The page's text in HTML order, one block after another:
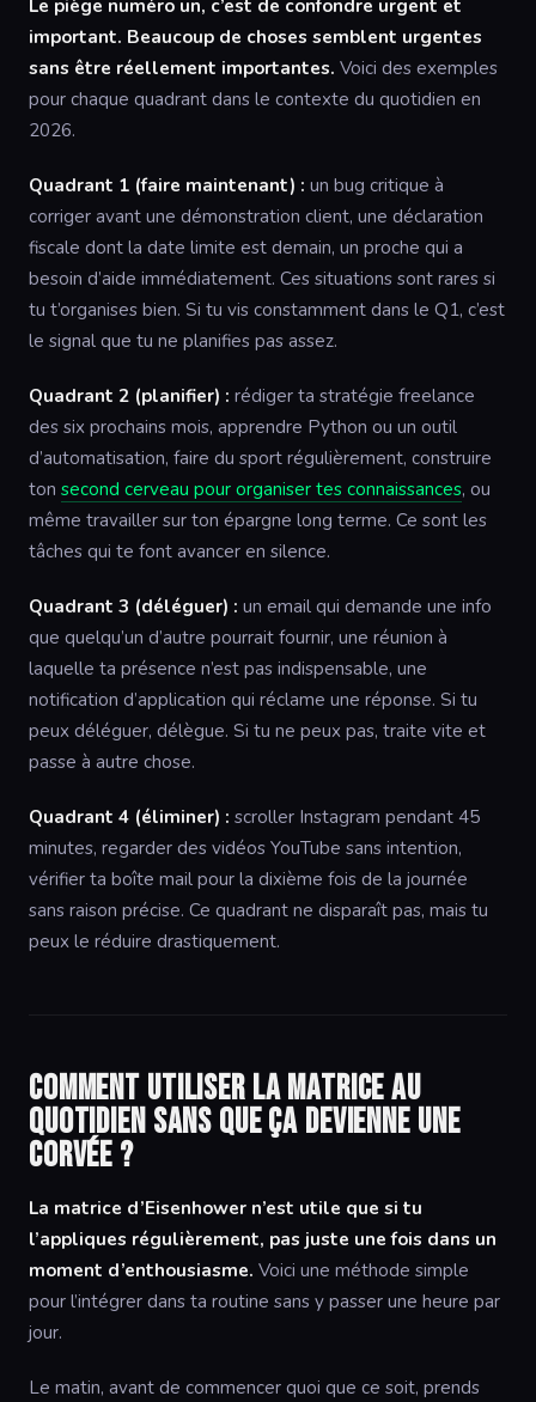
Le piège numéro un, c’est de confondre urgent et
important. Beaucoup de choses semblent urgentes
sans être réellement importantes. Voici des exemples
pour chaque quadrant dans le contexte du quotidien en
2026.
Quadrant 1 (faire maintenant) : un bug critique à
corriger avant une démonstration client, une déclaration
fiscale dont la date limite est demain, un proche qui a
besoin d’aide immédiatement. Ces situations sont rares si
tu t’organises bien. Si tu vis constamment dans le Q1, c’est
le signal que tu ne planifies pas assez.
Quadrant 2 (planifier) : rédiger ta stratégie freelance
des six prochains mois, apprendre Python ou un outil
d’automatisation, faire du sport régulièrement, construire
ton second cerveau pour organiser tes connaissances, ou
même travailler sur ton épargne long terme. Ce sont les
tâches qui te font avancer en silence.
Quadrant 3 (déléguer) : un email qui demande une info
que quelqu’un d’autre pourrait fournir, une réunion à
laquelle ta présence n’est pas indispensable, une
notification d’application qui réclame une réponse. Si tu
peux déléguer, délègue. Si tu ne peux pas, traite vite et
passe à autre chose.
Quadrant 4 (éliminer) : scroller Instagram pendant 45
minutes, regarder des vidéos YouTube sans intention,
vérifier ta boîte mail pour la dixième fois de la journée
sans raison précise. Ce quadrant ne disparaît pas, mais tu
peux le réduire drastiquement.
Comment utiliser la matrice au
quotidien sans que ça devienne une
corvée ?
La matrice d’Eisenhower n’est utile que si tu
l’appliques régulièrement, pas juste une fois dans un
moment d’enthousiasme. Voici une méthode simple
pour l’intégrer dans ta routine sans y passer une heure par
jour.
Le matin, avant de commencer quoi que ce soit, prends